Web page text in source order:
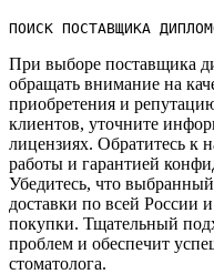
ПОИСК ПОСТАВЩИКА
При выборе поставщика
обращать внимание на
приобретения и
клиентов, уточните
лицензиях.​ Обратитесь
работы и гарантией
Убедитесь, что
доставки по всей России
покупки. Тщательный
проблем и обеспечит
стоматолога.